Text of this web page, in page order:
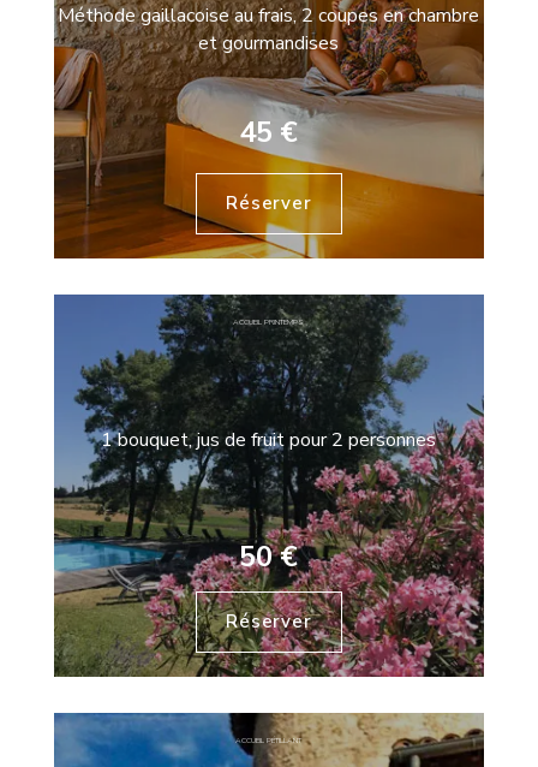
Méthode gaillacoise au frais, 2 coupes en chambre
et gourmandises
45 €
Réserver
ACCUEIL PRINTEMPS
1 bouquet, jus de fruit pour 2 personnes
50 €
Réserver
ACCUEIL PÉTILLANT